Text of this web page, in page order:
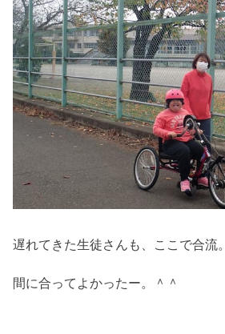
遅れてきた生徒さんも、ここで合流。
間に合ってよかったー。＾＾